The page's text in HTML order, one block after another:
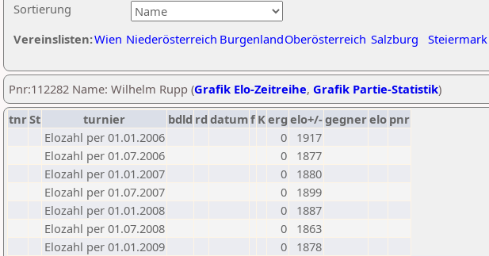
Sortierung
Vereinslisten:Wien Niederösterreich BurgenlandOberösterreich Salzburg Steiermark
Pnr:112282 Name: Wilhelm Rupp (Grafik Elo-Zeitreihe, Grafik Partie-Statistik)
tnrSt turnier bdld rd datumf Kerg elo+/-gegnerelo pnr
Elozahl per 01.01.2006
0
1917
Elozahl per 01.07.2006
0
1877
Elozahl per 01.01.2007
0
1880
Elozahl per 01.07.2007
0
1899
Elozahl per 01.01.2008
0
1887
Elozahl per 01.07.2008
0
1863
Elozahl per 01.01.2009
0
1878